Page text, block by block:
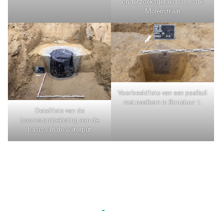
onderzoeksgebied langs de
Molenstraat
Detailfoto van de
boomstambekisting aan de
basis van de waterput
Voorbeeldfoto van een paalkuil
met paalkern in Structuur 1.